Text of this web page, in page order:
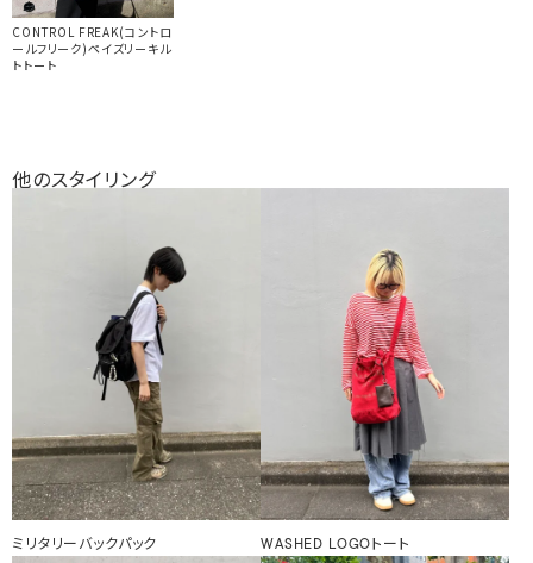
CONTROL FREAK(コントロ
ールフリーク)ペイズリーキル
トトート
他のスタイリング
ミリタリーバックパック WASHED LOGOトート